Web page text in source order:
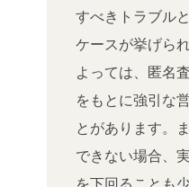
すべきトラブル
ケースが挙げら
よっては、匿名
をもとに強引な
とがあります。
できない場合、
を下回ることも